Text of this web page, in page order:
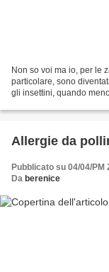
Non so voi ma io, per le
particolare, sono
gli insettini, quando
Allergie da
Pubblicato su 04/04/PM
Da berenice